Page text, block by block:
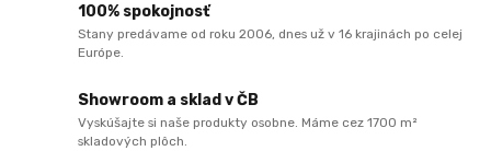
100% spokojnosť
Stany predávame od roku 2006, dnes už v 16 krajinách po celej
Európe.
Showroom a sklad v ČB
Vyskúšajte si naše produkty osobne. Máme cez 1700 m²
skladových plôch.